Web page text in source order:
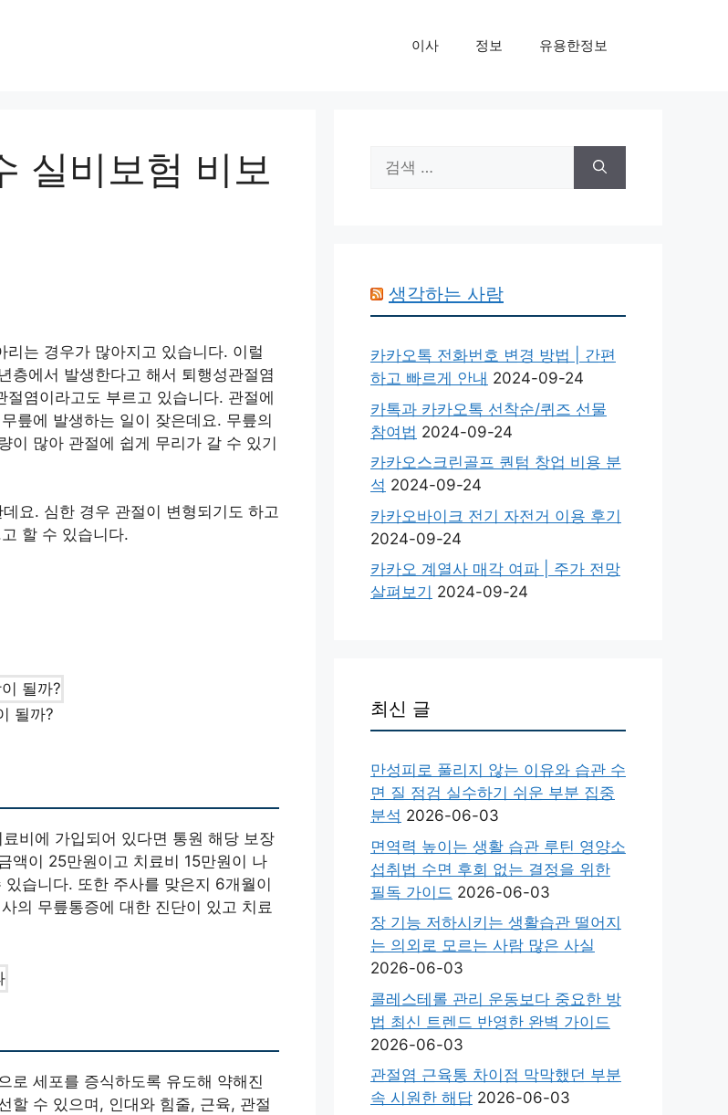
이사 정보 유용한정보
실비보험 비보
는 경우가 많아지고 있습니다. 이럴
층에서 발생한다고 해서 퇴행성관절염
염이라고도 부르고 있습니다. 관절에
릎에 발생하는 일이 잦은데요. 무릎의
이 많아 관절에 쉽게 무리가 갈 수 있기
요. 심한 경우 관절이 변형되기도 하고
할 수 있습니다.
될까?
비에 가입되어 있다면 통원 해당 보장
액이 25만원이고 치료비 15만원이 나
습니다. 또한 주사를 맞은지 6개월이
의 무릎통증에 대한 진단이 있고 치료
로 세포를 증식하도록 유도해 약해진
할 수 있으며, 인대와 힘줄, 근육, 관절
색:
생각하는 사람
카카오톡 전화번호 변경 방법 | 간편
하고 빠르게 안내 2024-09-24
카톡과 카카오톡 선착순/퀴즈 선물
참여법 2024-09-24
카카오스크린골프 퀀텀 창업 비용 분
석 2024-09-24
카카오바이크 전기 자전거 이용 후기
2024-09-24
카카오 계열사 매각 여파 | 주가 전망
살펴보기 2024-09-24
최신 글
만성피로 풀리지 않는 이유와 습관 수
면 질 점검 실수하기 쉬운 부분 집중
분석 2026-06-03
면역력 높이는 생활 습관 루틴 영양소
섭취법 수면 후회 없는 결정을 위한
필독 가이드 2026-06-03
장 기능 저하시키는 생활습관 떨어지
는 의외로 모르는 사람 많은 사실
2026-06-03
콜레스테롤 관리 운동보다 중요한 방
법 최신 트렌드 반영한 완벽 가이드
2026-06-03
관절염 근육통 차이점 막막했던 부분
속 시원한 해답 2026-06-03